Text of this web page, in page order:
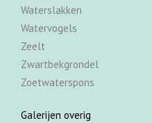
Waterslakken
Watervogels
Zeelt
Zwartbekgrondel
Zoetwaterspons
Galerijen overig